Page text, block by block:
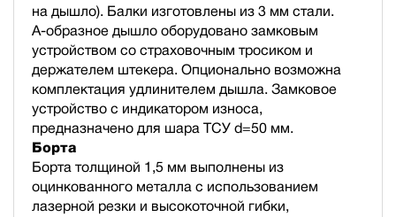
на дышло). Балки изготовлены из 3 мм стали.
А-образное дышло оборудовано замковым
устройством со страховочным тросиком и
держателем штекера. Опционально возможна
комплектация удлинителем дышла. Замковое
устройство с индикатором износа,
предназначено для шара ТСУ d=50 мм.
Борта
Борта толщиной 1,5 мм выполнены из
оцинкованного металла с использованием
лазерной резки и высокоточной гибки,